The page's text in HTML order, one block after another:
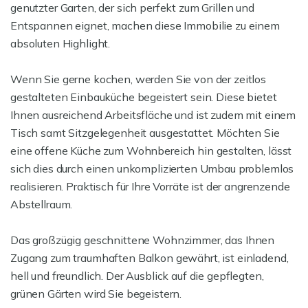
genutzter Garten, der sich perfekt zum Grillen und
Entspannen eignet, machen diese Immobilie zu einem
absoluten Highlight.
Wenn Sie gerne kochen, werden Sie von der zeitlos
gestalteten Einbauküche begeistert sein. Diese bietet
Ihnen ausreichend Arbeitsfläche und ist zudem mit einem
Tisch samt Sitzgelegenheit ausgestattet. Möchten Sie
eine offene Küche zum Wohnbereich hin gestalten, lässt
sich dies durch einen unkomplizierten Umbau problemlos
realisieren. Praktisch für Ihre Vorräte ist der angrenzende
Abstellraum.
Das großzügig geschnittene Wohnzimmer, das Ihnen
Zugang zum traumhaften Balkon gewährt, ist einladend,
hell und freundlich. Der Ausblick auf die gepflegten,
grünen Gärten wird Sie begeistern.